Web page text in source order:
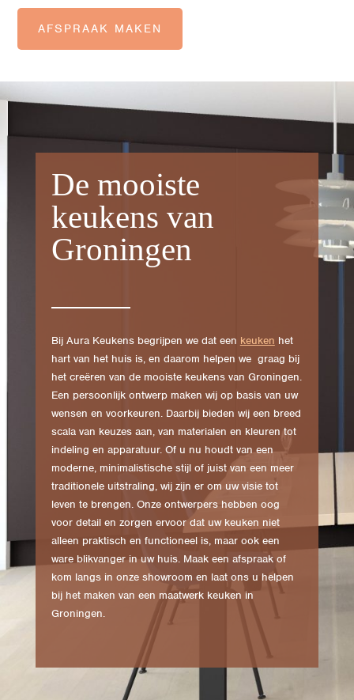
AFSPRAAK MAKEN
De mooiste
keukens van
Groningen
Bij Aura Keukens begrijpen we dat een keuken het
hart van het huis is, en daarom helpen we graag bij
het creëren van de mooiste keukens van Groningen.
Een persoonlijk ontwerp maken wij op basis van uw
wensen en voorkeuren. Daarbij bieden wij een breed
scala van keuzes aan, van materialen en kleuren tot
indeling en apparatuur. Of u nu houdt van een
moderne, minimalistische stijl of juist van een meer
traditionele uitstraling, wij zijn er om uw visie tot
leven te brengen. Onze ontwerpers hebben oog
voor detail en zorgen ervoor dat uw keuken niet
alleen praktisch en functioneel is, maar ook een
ware blikvanger in uw huis. Maak een afspraak of
kom langs in onze showroom en laat ons u helpen
bij het maken van een maatwerk keuken in
Groningen.